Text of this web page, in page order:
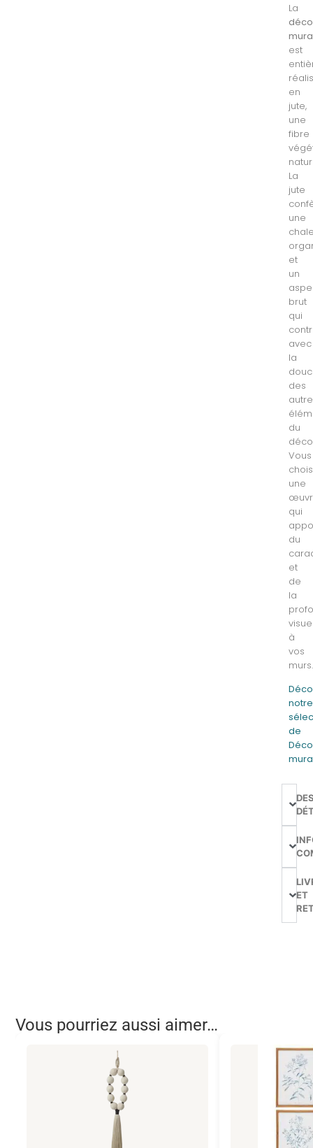
La
est
en
jute,
une
fibre
La
jute
une
et
un
brut
qui
avec
la
des
du
Vous
une
qui
du
et
de
la
à
vos
murs.
notre
de
ET
Vous pourriez aussi aimer…